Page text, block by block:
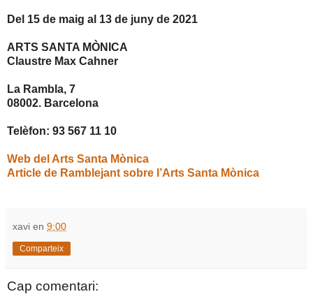
Del 15 de maig al 13 de juny de 2021
ARTS SANTA MÒNICA
Claustre Max Cahner
La Rambla, 7
08002. Barcelona
Telèfon: 93 567 11 10
Web del Arts Santa Mònica
Article de Ramblejant sobre l’Arts Santa Mònica
xavi en 9:00
Comparteix
Cap comentari: